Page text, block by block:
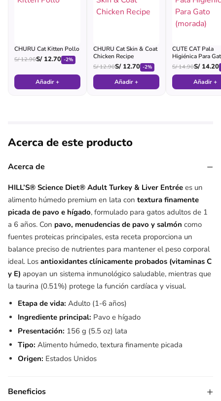
CHURU Cat Kitten Pollo
S/12.90S/12.70 -2%
Añadir +
CHURU Cat Skin & Coat
Chicken Recipe
S/12.90S/12.70 -2%
Añadir +
CUTE CAT Pala
Higiénica Para
(morada)
S/14.90S/14.20
Añadir +
Acerca de este producto
Acerca de −
HILL’S® Science Diet® Adult Turkey & Liver Entrée es un
alimento húmedo premium en lata con textura finamente
picada de pavo e hígado, formulado para gatos adultos de 1
a 6 años. Con pavo, menudencias de pavo y salmón como
fuentes proteicas principales, esta receta proporciona un
balance preciso de nutrientes para mantener el peso corporal
ideal. Los antioxidantes clínicamente probados (vitaminas C
y E) apoyan un sistema inmunológico saludable, mientras que
la taurina (0.51%) protege la función cardíaca y visual.
Etapa de vida: Adulto (1-6 años)
Ingrediente principal: Pavo e hígado
Presentación: 156 g (5.5 oz) lata
Tipo: Alimento húmedo, textura finamente picada
Origen: Estados Unidos
Beneficios +